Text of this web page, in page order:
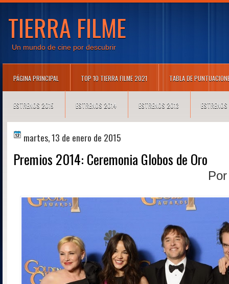
TIERRA FILME
Un mundo de cine por descubrir
PÁGINA PRINCIPAL TOP 10 TIERRA FILME 2021 TABLA DE
ESTRENOS 2015 ESTRENOS 2014 ESTRENOS 2013
martes, 13 de enero de 2015
Premios 2014: Ceremonia Globos de Oro